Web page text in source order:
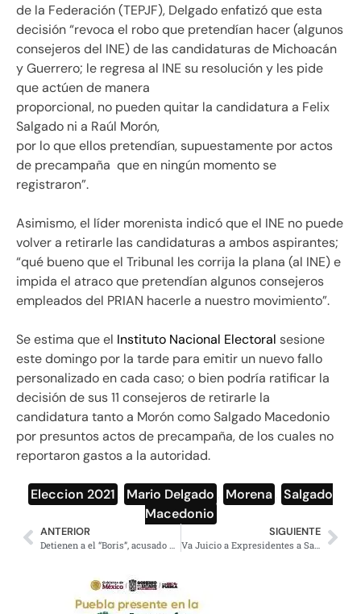
de la Federación (TEPJF), Delgado enfatizó que esta
decisión “revoca el robo que pretendían hacer (algunos
consejeros del INE) de las candidaturas de Michoacán
y Guerrero; le regresa al INE su resolución y les pide
que actúen de manera
proporcional, no pueden quitar la candidatura a Felix
Salgado ni a Raúl Morón,
por lo que ellos pretendían, supuestamente por actos
de precampaña que en ningún momento se
registraron”.
Asimismo, el líder morenista indicó que el INE no puede
volver a retirarle las candidaturas a ambos aspirantes;
“qué bueno que el Tribunal les corrija la plana (al INE) e
impida el atraco que pretendían algunos consejeros
empleados del PRIAN hacerle a nuestro movimiento”.
Se estima que el Instituto Nacional Electoral sesione
este domingo por la tarde para emitir un nuevo fallo
personalizado en cada caso; o bien podría ratificar la
decisión de sus 11 consejeros de retirarle la
candidatura tanto a Morón como Salgado Macedonio
por presuntos actos de precampaña, de los cuales no
reportaron gastos a la autoridad.
Eleccion 2021 Mario Delgado Morena
Salgado
Macedonio
ANTERIOR SIGUIENTE
Va Juicio a Expresidentes a San Luis Potosí